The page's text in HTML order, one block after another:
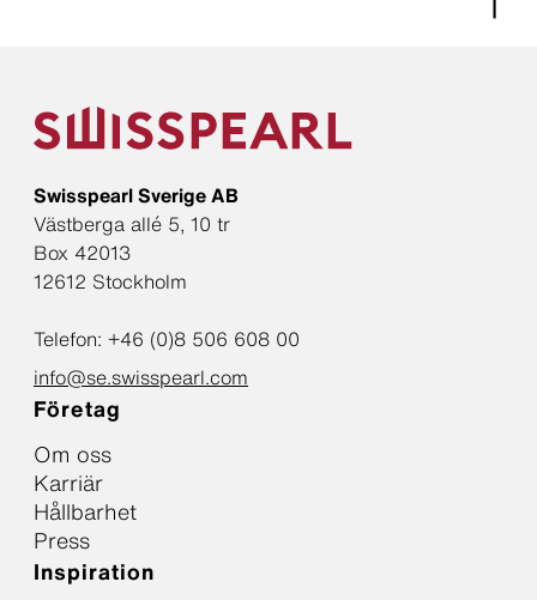
Swisspearl Sverige AB
Västberga allé 5, 10 tr
Box 42013
12612 Stockholm
Telefon: +46 (0)8 506 608 00
info@se.swisspearl.com
Företag
Om oss
Karriär
Hållbarhet
Press
Inspiration